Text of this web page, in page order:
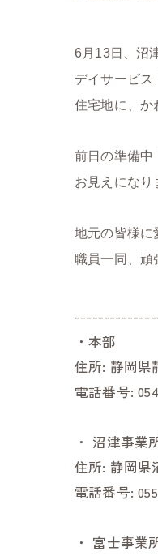
6月13日、沼
デイサービス
住宅地に、か
前日の準備中
お見えになり
地元の皆様に
職員一同、頑
・本部
住所: 静岡県
電話番号:
・ 沼津事業
住所: 静岡県
電話番号:
・ 富士事業